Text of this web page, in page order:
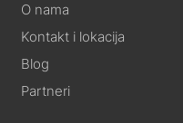
O nama
Kontakt i lokacija
Blog
Partneri